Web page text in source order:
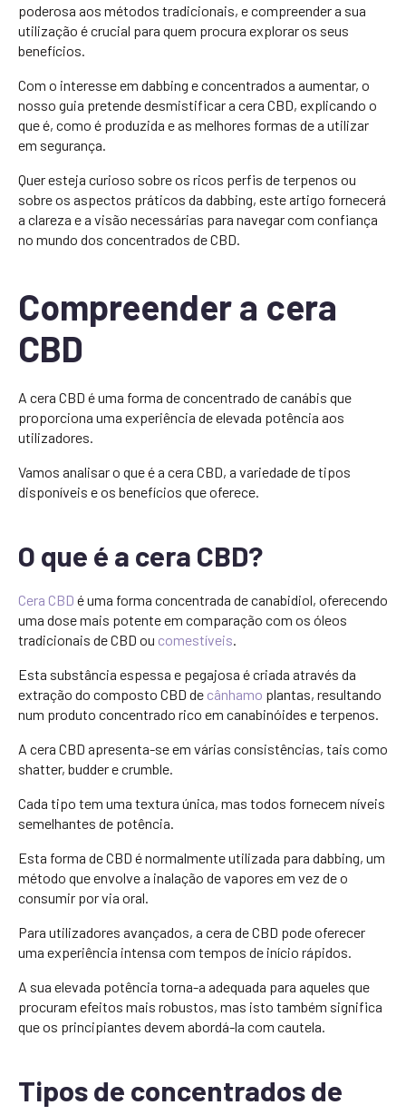
poderosa aos métodos tradicionais, e compreender a sua
utilização é crucial para quem procura explorar os seus
benefícios.
Com o interesse em dabbing e concentrados a aumentar, o
nosso guia pretende desmistificar a cera CBD, explicando o
que é, como é produzida e as melhores formas de a utilizar
em segurança.
Quer esteja curioso sobre os ricos perfis de terpenos ou
sobre os aspectos práticos da dabbing, este artigo fornecerá
a clareza e a visão necessárias para navegar com confiança
no mundo dos concentrados de CBD.
Compreender a cera
CBD
A cera CBD é uma forma de concentrado de canábis que
proporciona uma experiência de elevada potência aos
utilizadores.
Vamos analisar o que é a cera CBD, a variedade de tipos
disponíveis e os benefícios que oferece.
O que é a cera CBD?
Cera CBD é uma forma concentrada de canabidiol, oferecendo
uma dose mais potente em comparação com os óleos
tradicionais de CBD ou comestíveis.
Esta substância espessa e pegajosa é criada através da
extração do composto CBD de cânhamo plantas, resultando
num produto concentrado rico em canabinóides e terpenos.
A cera CBD apresenta-se em várias consistências, tais como
shatter, budder e crumble.
Cada tipo tem uma textura única, mas todos fornecem níveis
semelhantes de potência.
Esta forma de CBD é normalmente utilizada para dabbing, um
método que envolve a inalação de vapores em vez de o
consumir por via oral.
Para utilizadores avançados, a cera de CBD pode oferecer
uma experiência intensa com tempos de início rápidos.
A sua elevada potência torna-a adequada para aqueles que
procuram efeitos mais robustos, mas isto também significa
que os principiantes devem abordá-la com cautela.
Tipos de concentrados de